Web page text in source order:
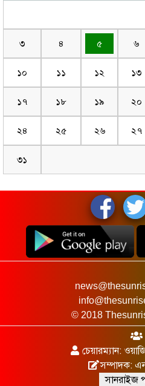
৩ ৪ ৫ ৬
১০ ১১ ১২ ১৩
১৭ ১৮ ১৯ ২০
২৪ ২৫ ২৬ ২৭
৩১
© 2018
চেয়ারম্যান:
সম্পাদক:
সানরাইজ